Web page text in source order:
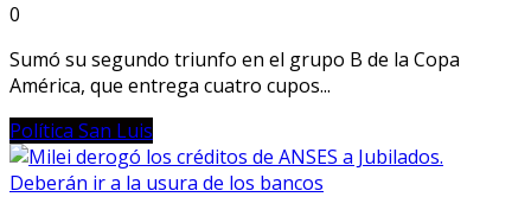
0
Sumó su segundo triunfo en el grupo B de la Copa
América, que entrega cuatro cupos...
Política San Luis